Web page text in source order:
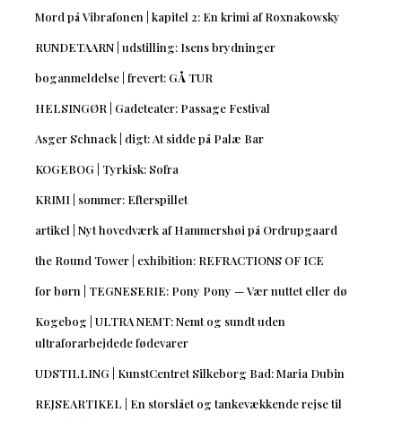
Mord på Vibrafonen | kapitel 2: En krimi af Roxnakowsky
RUNDETAARN | udstilling: Isens brydninger
boganmeldelse | frevert: GÅ TUR
HELSINGØR | Gadeteater: Passage Festival
Asger Schnack | digt: At sidde på Palæ Bar
KOGEBOG | Tyrkisk: Sofra
KRIMI | sommer: Efterspillet
artikel | Nyt hovedværk af Hammershøi på Ordrupgaard
the Round Tower | exhibition: REFRACTIONS OF ICE
for børn | TEGNESERIE: Pony Pony — Vær nuttet eller dø
Kogebog | ULTRA NEMT: Nemt og sundt uden
ultraforarbejdede fødevarer
UDSTILLING | KunstCentret Silkeborg Bad: Maria Dubin
REJSEARTIKEL | En storslået og tankevækkende rejse til